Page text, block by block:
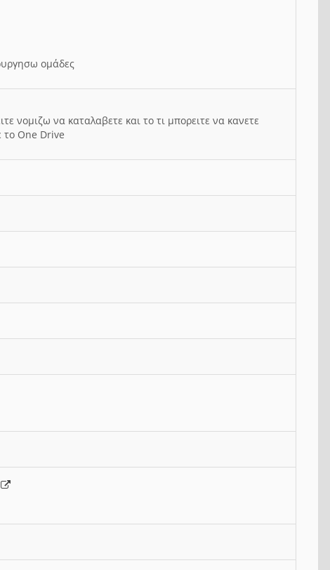
ομάδες
νομιζω να καταλαβετε και το τι μπορειτε να κανετε
το One Drive